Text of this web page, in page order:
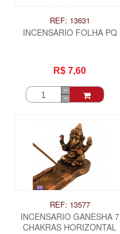
REF: 13631
INCENSARIO FOLHA PQ
R$ 7,60
REF: 13577
INCENSARIO GANESHA 7
CHAKRAS HORIZONTAL